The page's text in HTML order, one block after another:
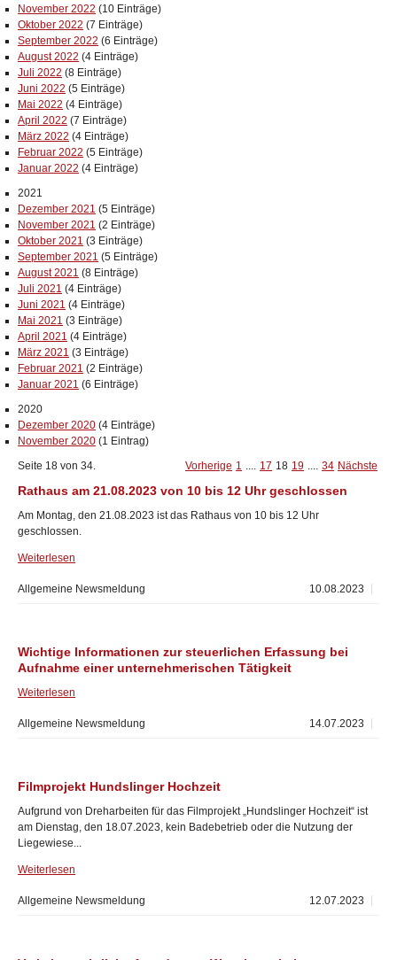
November 2022 (10 Einträge)
Oktober 2022 (7 Einträge)
September 2022 (6 Einträge)
August 2022 (4 Einträge)
Juli 2022 (8 Einträge)
Juni 2022 (5 Einträge)
Mai 2022 (4 Einträge)
April 2022 (7 Einträge)
März 2022 (4 Einträge)
Februar 2022 (5 Einträge)
Januar 2022 (4 Einträge)
2021
Dezember 2021 (5 Einträge)
November 2021 (2 Einträge)
Oktober 2021 (3 Einträge)
September 2021 (5 Einträge)
August 2021 (8 Einträge)
Juli 2021 (4 Einträge)
Juni 2021 (4 Einträge)
Mai 2021 (3 Einträge)
April 2021 (4 Einträge)
März 2021 (3 Einträge)
Februar 2021 (2 Einträge)
Januar 2021 (6 Einträge)
2020
Dezember 2020 (4 Einträge)
November 2020 (1 Eintrag)
Seite 18 von 34.
Vorherige 1 .... 17 18 19 .... 34 Nächste
Rathaus am 21.08.2023 von 10 bis 12 Uhr geschlossen
Am Montag, den 21.08.2023 ist das Rathaus von 10 bis 12 Uhr
geschlossen.
Weiterlesen
10.08.2023
Allgemeine Newsmeldung
Wichtige Informationen zur steuerlichen Erfassung bei
Aufnahme einer unternehmerischen Tätigkeit
Weiterlesen
14.07.2023
Allgemeine Newsmeldung
Filmprojekt Hundslinger Hochzeit
Aufgrund von Dreharbeiten für das Filmprojekt „Hundslinger Hochzeit“ ist
am Dienstag, den 18.07.2023, kein Badebetrieb oder die Nutzung der
Liegewiese...
Weiterlesen
12.07.2023
Allgemeine Newsmeldung